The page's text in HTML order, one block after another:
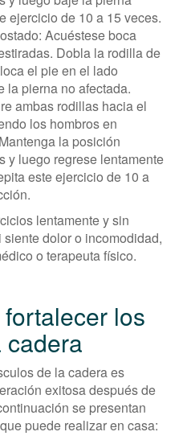
ejercicio de 10 a 15 veces.
Acuéstese boca
Dobla la rodilla de
el pie en el lado
la pierna no afectada.
ambas rodillas hacia el
los hombros en
la posición
y luego regrese lentamente
este ejercicio de 10 a
lentamente y sin
dolor o incomodidad,
o terapeuta físico.
los
cadera
de la cadera es
exitosa después de
se presentan
puede realizar en casa: